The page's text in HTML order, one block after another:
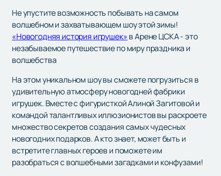
Не упустите возможность побывать на самом
волшебном и захватывающем шоу этой зимы!
«Новогодняя история игрушек»в Арене ЦСКА - это
незабываемое путешествие по миру праздника и
волшебства
На этом уникальном шоу вы сможете погрузиться в
удивительную атмосферу новогодней фабрики
игрушек. Вместе с фигуристкой Алиной Загитовой и
командой талантливых иллюзионистов вы раскроете
множество секретов создания самых чудесных
новогодних подарков. А кто знает, может быть и
встретите главных героев и поможете им
разобраться с волшебными загадками и конфузами!